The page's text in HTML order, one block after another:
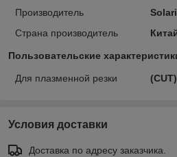
Производитель
Страна производитель
Пользовательские
Для плазменной резки (CUT)
Условия доставки
Доставка по адресу заказчика.